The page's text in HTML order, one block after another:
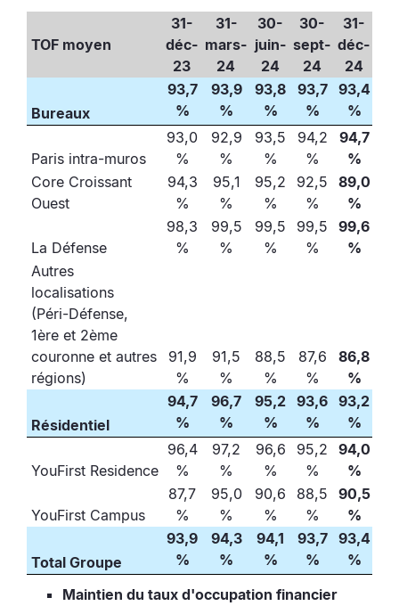
TOF moyen
31-
déc-
23
31-
mars-
24
30-
juin-
24
30-
sept-
24
31-
déc-
24
Bureaux
93,7
%
93,9
%
93,8
%
93,7
%
93,4
%
Paris intra-muros
93,0
%
92,9
%
93,5
%
94,2
%
94,7
%
Core Croissant
Ouest
94,3
%
95,1
%
95,2
%
92,5
%
89,0
%
La Défense
98,3
%
99,5
%
99,5
%
99,5
%
99,6
%
Autres
localisations
(Péri-Défense,
1ère et 2ème
couronne et autres
régions)
91,9
%
91,5
%
88,5
%
87,6
%
86,8
%
Résidentiel
94,7
%
96,7
%
95,2
%
93,6
%
93,2
%
YouFirst Residence
96,4
%
97,2
%
96,6
%
95,2
%
94,0
%
YouFirst Campus
87,7
%
95,0
%
90,6
%
88,5
%
90,5
%
Total Groupe
93,9
%
94,3
%
94,1
%
93,7
%
93,4
%
Maintien du taux d'occupation financier